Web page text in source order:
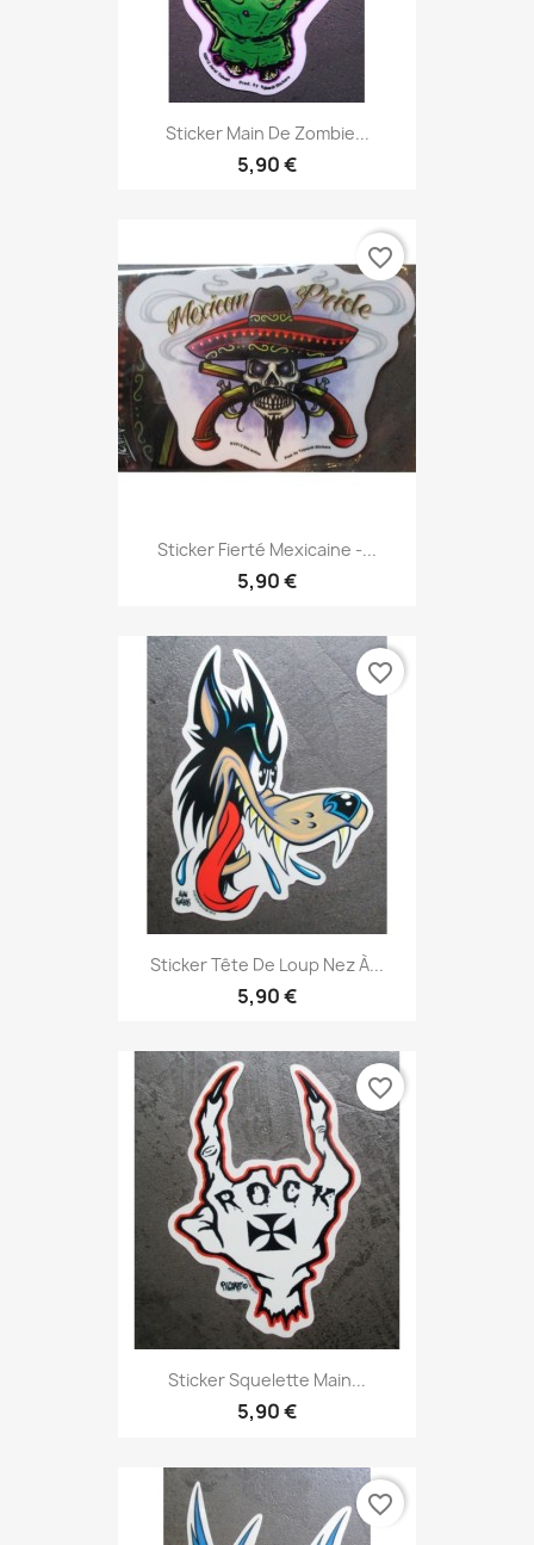
Sticker Main De Zombie...
5,90 €
Sticker Fierté Mexicaine -...
5,90 €
favorite_border
Sticker Tête De Loup Nez À...
5,90 €
favorite_border
Sticker Squelette Main...
5,90 €
favorite_border
favorite_border